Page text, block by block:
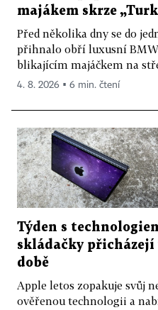
majákem skrze
Před několika dny se do
přihnalo obří luxusní
blikajícím majáčkem na
4. 8. 2026 ▪ 6 min. čtení
Týden s
skládačky přicházejí
době
Apple letos zopakuje svůj
ověřenou technologii a